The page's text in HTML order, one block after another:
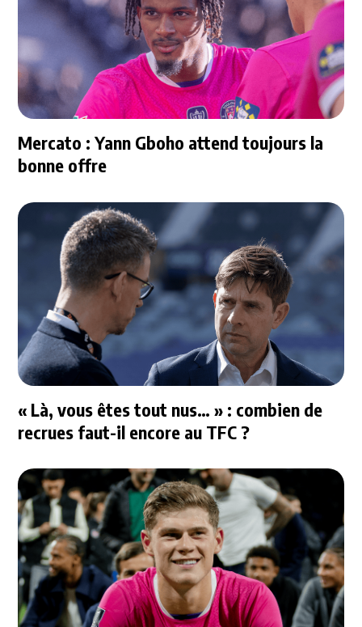
Mercato : Yann Gboho attend toujours la
bonne offre
« Là, vous êtes tout nus… » : combien de
recrues faut-il encore au TFC ?